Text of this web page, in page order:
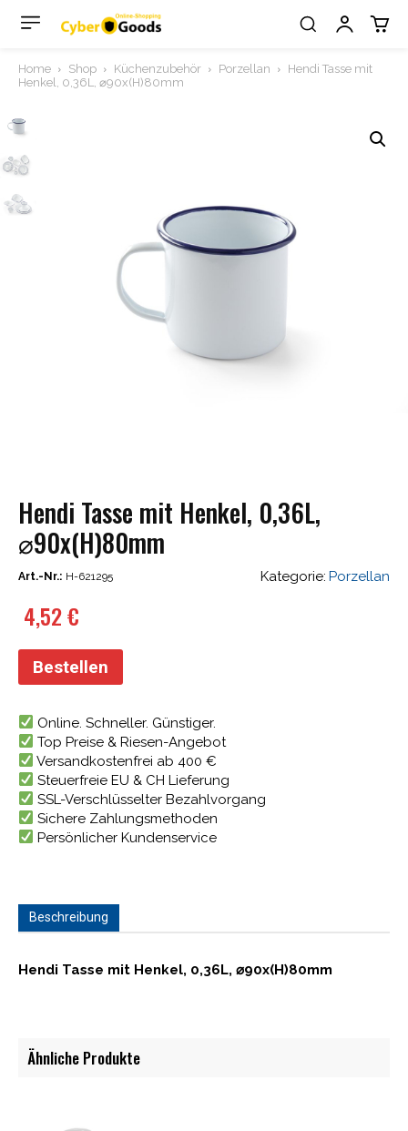
Home Shop Küchenzubehör Porzellan
Hendi Tasse mit
Henkel, 0,36L, ⌀90x(H)80mm
Hendi Tasse mit Henkel, 0,36L,
⌀90x(H)80mm
Art.-Nr.: H-621295 Kategorie: Porzellan
4,52€
Bestellen
Online. Schneller. Günstiger.
Top Preise & Riesen-Angebot
Versandkostenfrei ab 400 €
Steuerfreie EU & CH Lieferung
SSL-Verschlüsselter Bezahlvorgang
Sichere Zahlungsmethoden
Persönlicher Kundenservice
Beschreibung
Hendi Tasse mit Henkel, 0,36L, ⌀90x(H)80mm
Ähnliche Produkte